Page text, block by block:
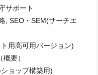
サポート
, SEO・SEM(サーチエ
用高可用バージョン)
要）
ョップ構築用)